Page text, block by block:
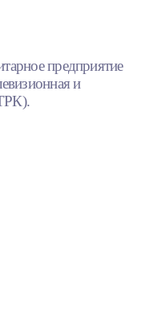
предприятие
и